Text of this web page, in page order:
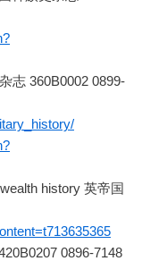
志 360B0002 0899-
history 英帝国
0896-7148